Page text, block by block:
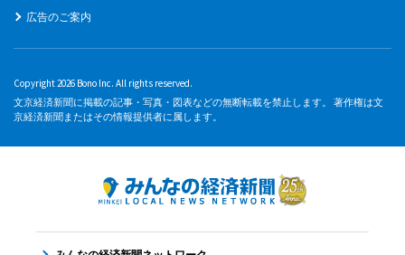
広告のご案内
Copyright 2026 Bono Inc. All rights reserved.
文京経済新聞に掲載の記事・写真・図表などの無断転載を禁止します。 著作権は文
京経済新聞またはその情報提供者に属します。